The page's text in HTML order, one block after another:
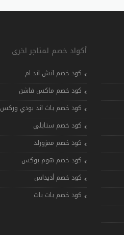
أكواد خصم لمتاجر اخرى
كود خصم اتش اند ام
كود خصم ماكس فاشن
كود خصم باث اند بودي وركس
كود خصم ستايلي
كود خصم ممزورلد
كود خصم هوم بوكس
كود خصم أديداس
كود خصم بات بات